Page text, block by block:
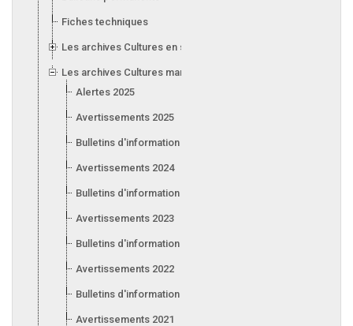
Fiches techniques
Les archives Cultures en serre
Les archives Cultures maraîchères et fruitières en serre
Alertes 2025
Avertissements 2025
Bulletins d'information 2025
Avertissements 2024
Bulletins d'information 2024
Avertissements 2023
Bulletins d'information 2023
Avertissements 2022
Bulletins d'information 2022
Avertissements 2021